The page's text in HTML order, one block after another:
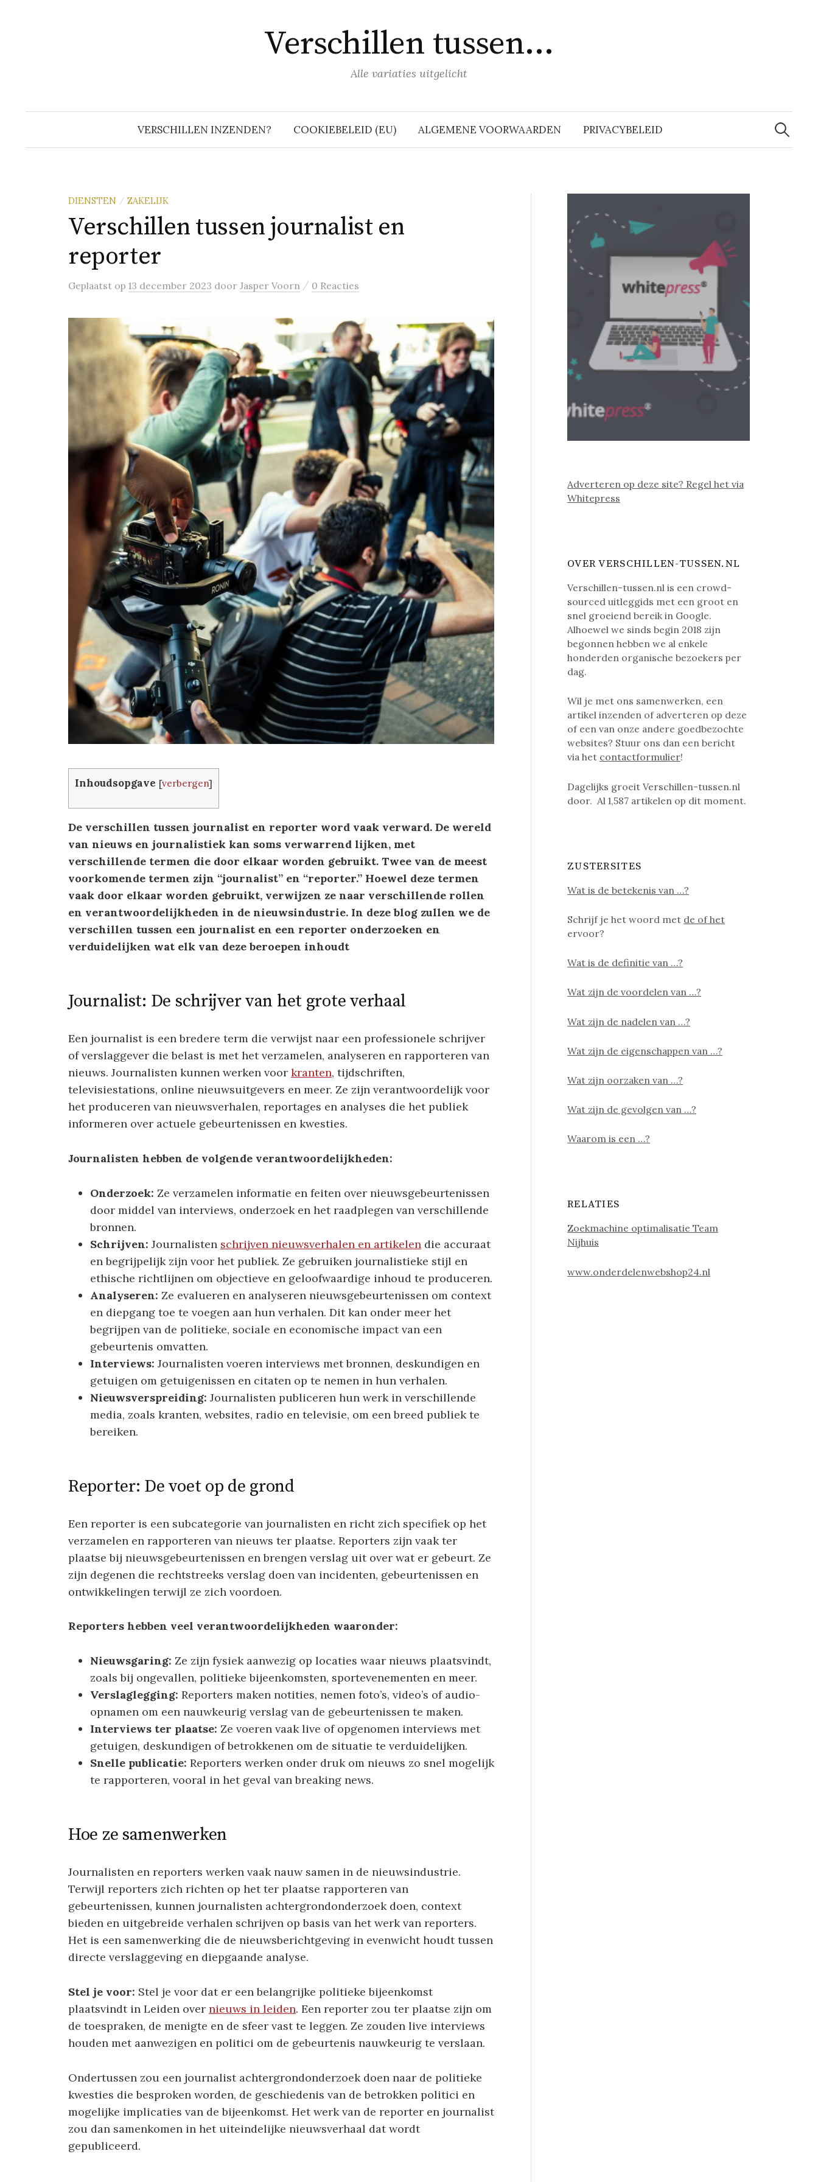
Verschillen tussen…
Alle variaties uitgelicht
VERSCHILLEN INZENDEN? COOKIEBELEID (EU) ALGEMENE VOORWAARDEN PRIVACYBELEID
Zoeken
naar:
DIENSTEN / ZAKELIJK
Verschillen tussen journalist en
reporter
Geplaatst op 13 december 2023 door Jasper Voorn / 0 Reacties
Inhoudsopgave [verbergen]
De verschillen tussen journalist en reporter word vaak verward. De wereld
van nieuws en journalistiek kan soms verwarrend lijken, met
verschillende termen die door elkaar worden gebruikt. Twee van de meest
voorkomende termen zijn “journalist” en “reporter.” Hoewel deze termen
vaak door elkaar worden gebruikt, verwijzen ze naar verschillende rollen
en verantwoordelijkheden in de nieuwsindustrie. In deze blog zullen we de
verschillen tussen een journalist en een reporter onderzoeken en
verduidelijken wat elk van deze beroepen inhoudt
Journalist: De schrijver van het grote verhaal
Een journalist is een bredere term die verwijst naar een professionele schrijver
of verslaggever die belast is met het verzamelen, analyseren en rapporteren van
nieuws. Journalisten kunnen werken voor kranten, tijdschriften,
televisiestations, online nieuwsuitgevers en meer. Ze zijn verantwoordelijk voor
het produceren van nieuwsverhalen, reportages en analyses die het publiek
informeren over actuele gebeurtenissen en kwesties.
Journalisten hebben de volgende verantwoordelijkheden:
Onderzoek: Ze verzamelen informatie en feiten over nieuwsgebeurtenissen
door middel van interviews, onderzoek en het raadplegen van verschillende
bronnen.
Schrijven: Journalisten schrijven nieuwsverhalen en artikelen die accuraat
en begrijpelijk zijn voor het publiek. Ze gebruiken journalistieke stijl en
ethische richtlijnen om objectieve en geloofwaardige inhoud te produceren.
Analyseren: Ze evalueren en analyseren nieuwsgebeurtenissen om context
en diepgang toe te voegen aan hun verhalen. Dit kan onder meer het
begrijpen van de politieke, sociale en economische impact van een
gebeurtenis omvatten.
Interviews: Journalisten voeren interviews met bronnen, deskundigen en
getuigen om getuigenissen en citaten op te nemen in hun verhalen.
Nieuwsverspreiding: Journalisten publiceren hun werk in verschillende
media, zoals kranten, websites, radio en televisie, om een breed publiek te
bereiken.
Reporter: De voet op de grond
Een reporter is een subcategorie van journalisten en richt zich specifiek op het
verzamelen en rapporteren van nieuws ter plaatse. Reporters zijn vaak ter
plaatse bij nieuwsgebeurtenissen en brengen verslag uit over wat er gebeurt. Ze
zijn degenen die rechtstreeks verslag doen van incidenten, gebeurtenissen en
ontwikkelingen terwijl ze zich voordoen.
Reporters hebben veel verantwoordelijkheden waaronder:
Nieuwsgaring: Ze zijn fysiek aanwezig op locaties waar nieuws plaatsvindt,
zoals bij ongevallen, politieke bijeenkomsten, sportevenementen en meer.
Verslaglegging: Reporters maken notities, nemen foto’s, video’s of audio-
opnamen om een nauwkeurig verslag van de gebeurtenissen te maken.
Interviews ter plaatse: Ze voeren vaak live of opgenomen interviews met
getuigen, deskundigen of betrokkenen om de situatie te verduidelijken.
Snelle publicatie: Reporters werken onder druk om nieuws zo snel mogelijk
te rapporteren, vooral in het geval van breaking news.
Hoe ze samenwerken
Journalisten en reporters werken vaak nauw samen in de nieuwsindustrie.
Terwijl reporters zich richten op het ter plaatse rapporteren van
gebeurtenissen, kunnen journalisten achtergrondonderzoek doen, context
bieden en uitgebreide verhalen schrijven op basis van het werk van reporters.
Het is een samenwerking die de nieuwsberichtgeving in evenwicht houdt tussen
directe verslaggeving en diepgaande analyse.
Stel je voor: Stel je voor dat er een belangrijke politieke bijeenkomst
plaatsvindt in Leiden over nieuws in leiden. Een reporter zou ter plaatse zijn om
de toespraken, de menigte en de sfeer vast te leggen. Ze zouden live interviews
houden met aanwezigen en politici om de gebeurtenis nauwkeurig te verslaan.
Ondertussen zou een journalist achtergrondonderzoek doen naar de politieke
kwesties die besproken worden, de geschiedenis van de betrokken politici en
mogelijke implicaties van de bijeenkomst. Het werk van de reporter en journalist
zou dan samenkomen in het uiteindelijke nieuwsverhaal dat wordt
gepubliceerd.
Adverteren op deze site? Regel het via
Whitepress
OVER VERSCHILLEN-TUSSEN.NL
Verschillen-tussen.nl is een crowd-
sourced uitleggids met een groot en
snel groeiend bereik in Google.
Alhoewel we sinds begin 2018 zijn
begonnen hebben we al enkele
honderden organische bezoekers per
dag.
Wil je met ons samenwerken, een
artikel inzenden of adverteren op deze
of een van onze andere goedbezochte
websites? Stuur ons dan een bericht
via het contactformulier!
Dagelijks groeit Verschillen-tussen.nl
door. Al1,587 artikelen op dit moment.
ZUSTERSITES
Wat is de betekenis van …?
Schrijf je het woord met de of het
ervoor?
Wat is de definitie van …?
Wat zijn de voordelen van …?
Wat zijn de nadelen van …?
Wat zijn de eigenschappen van …?
Wat zijn oorzaken van …?
Wat zijn de gevolgen van …?
Waarom is een …?
RELATIES
Zoekmachine optimalisatie Team
Nijhuis
www.onderdelenwebshop24.nl